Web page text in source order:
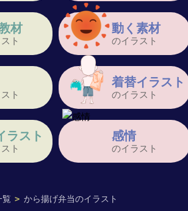
覧 > から揚げ弁当のイラスト
材
ト
動く素材
のイラスト
ト
着替イラスト
のイラスト
ラスト
ト
感情
のイラスト